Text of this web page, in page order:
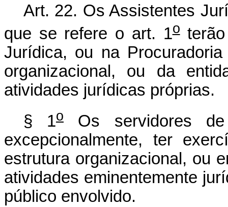
Art. 22. Os Assistentes
que se refere o art. 1oterão
Jurídica, ou na
organizacional, ou da
atividades jurídicas próprias.
§ 1o
Os servidores
excepcionalmente, ter
estrutura organizacional, ou
atividades eminentemente
público envolvido.